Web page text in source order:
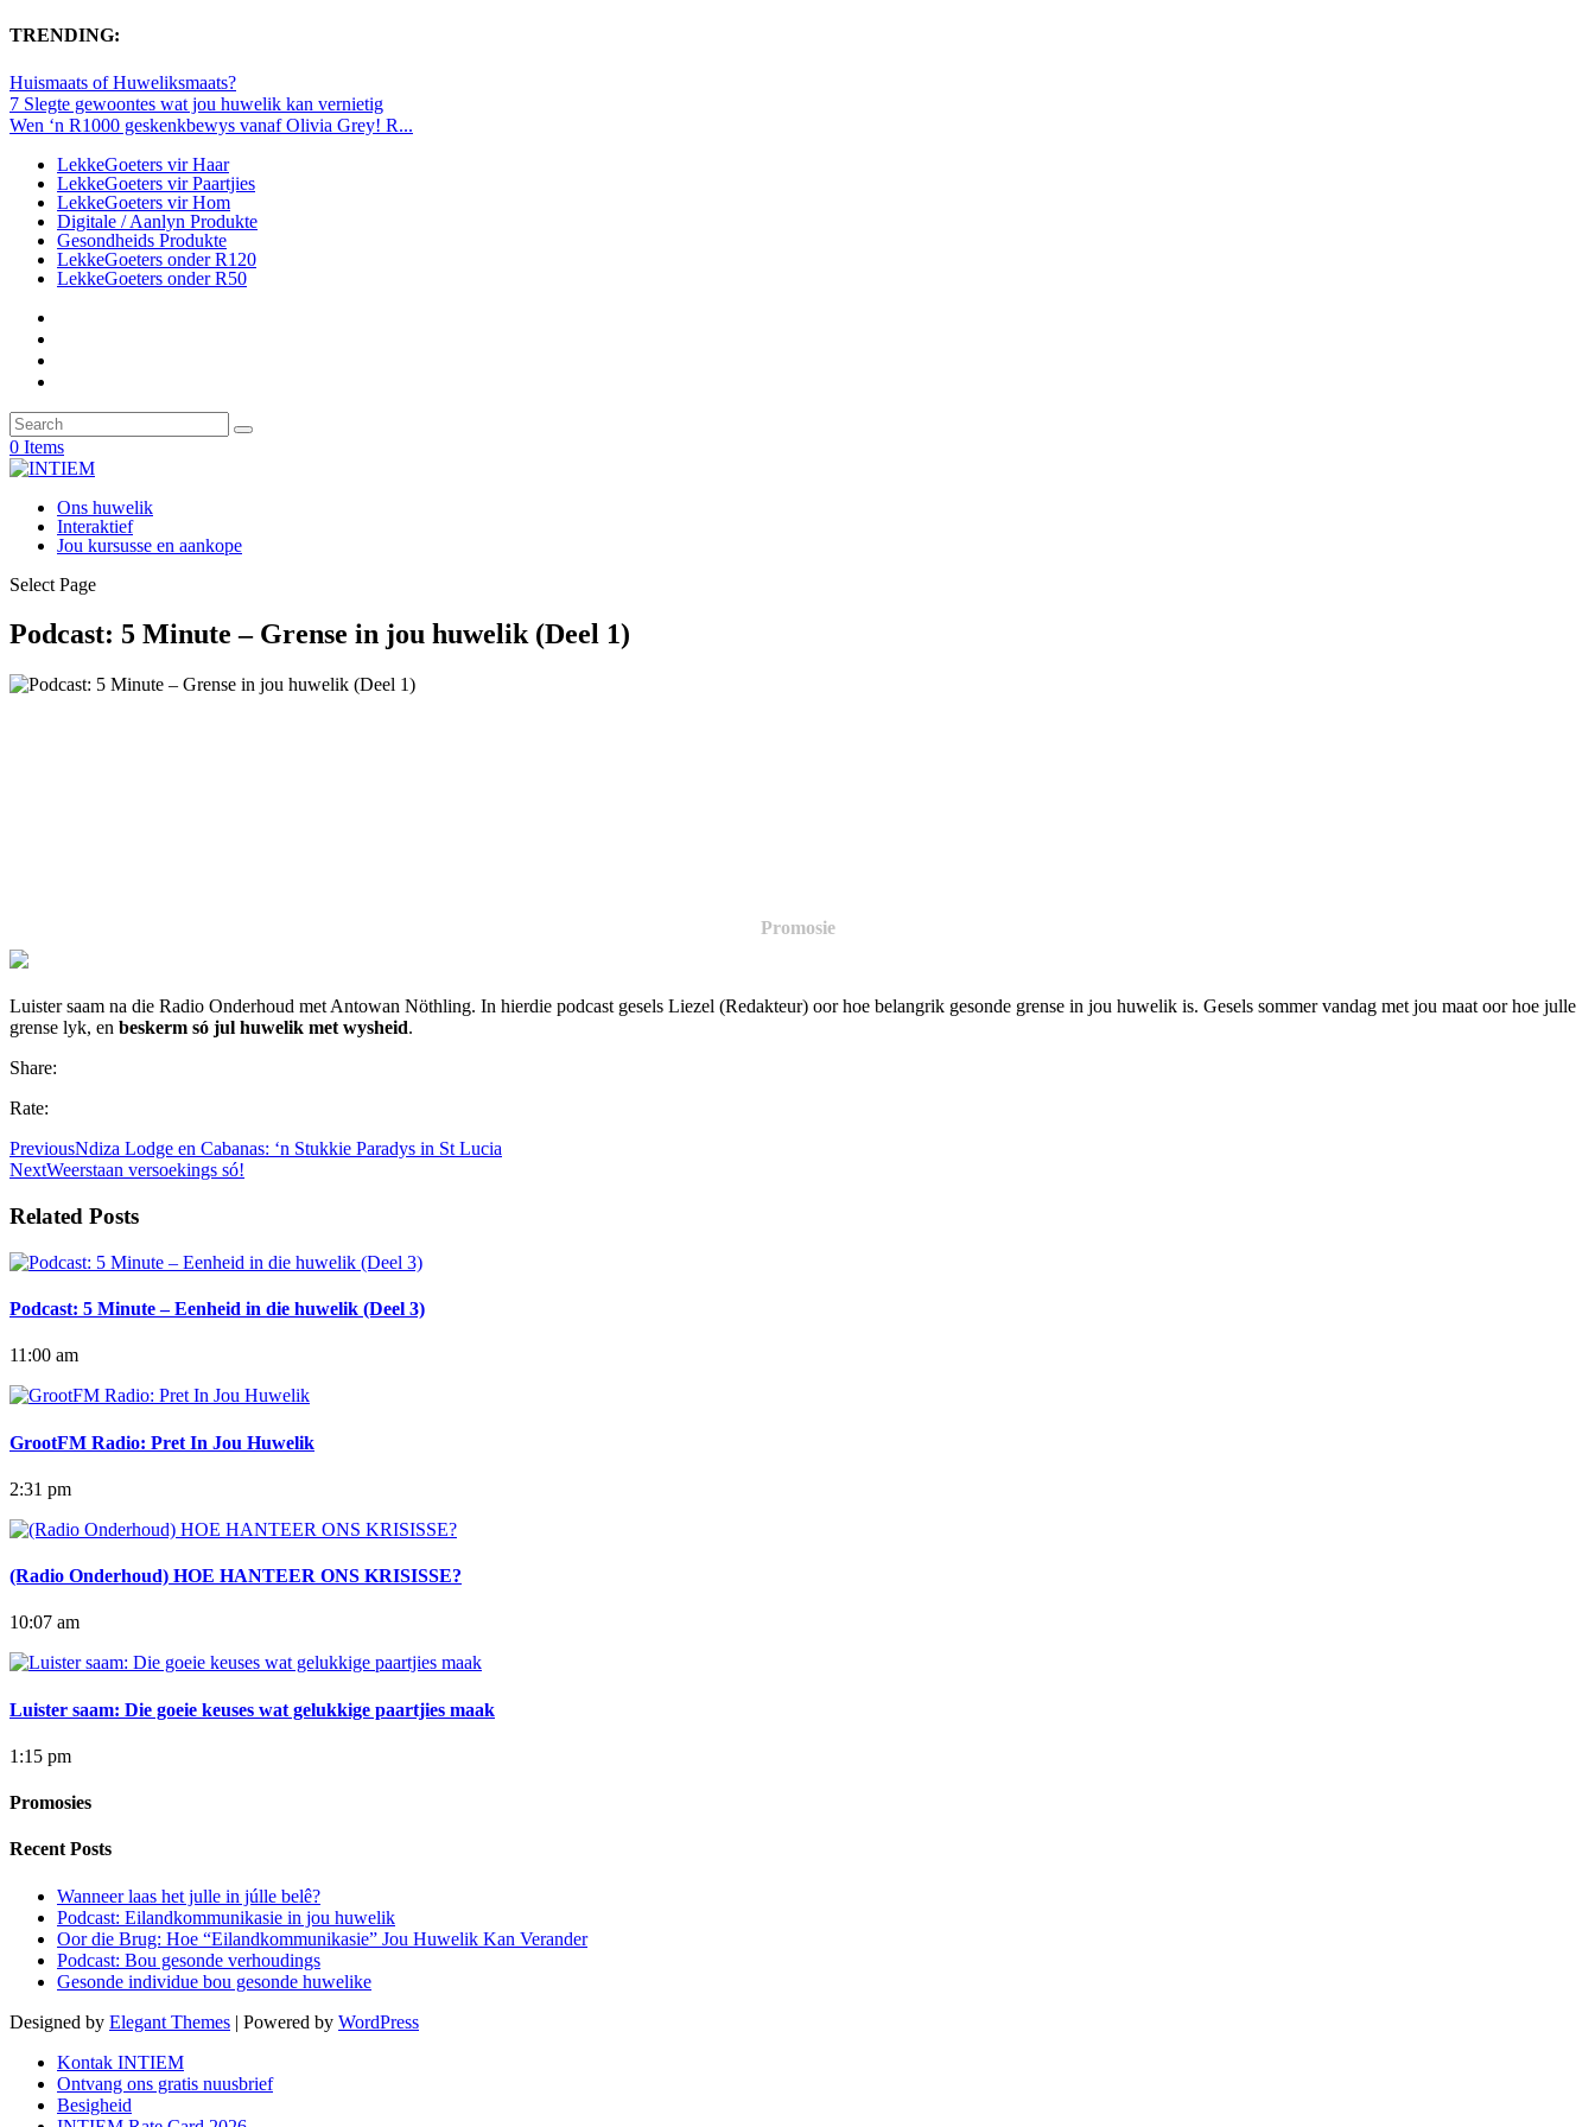
TRENDING:
Huismaats of Huweliksmaats?
7 Slegte gewoontes wat jou huwelik kan vernietig
Wen ‘n R1000 geskenkbewys vanaf Olivia Grey! R...
LekkeGoeters vir Haar
LekkeGoeters vir Paartjies
LekkeGoeters vir Hom
Digitale / Aanlyn Produkte
Gesondheids Produkte
LekkeGoeters onder R120
LekkeGoeters onder R50
0 Items
Ons huwelik
Interaktief
Jou kursusse en aankope
Select Page
Podcast: 5 Minute – Grense in jou huwelik (Deel 1)
Promosie
Luister saam na die Radio Onderhoud met Antowan Nöthling. In hierdie podcast gesels Liezel (Redakteur) oor hoe belangrik gesonde grense in jou huwelik is. Gesels sommer vandag met jou maat oor hoe julle
grense lyk, en beskerm só jul huwelik met wysheid.
Share:
Rate:
PreviousNdiza Lodge en Cabanas: ‘n Stukkie Paradys in St Lucia
NextWeerstaan versoekings só!
Related Posts
Podcast: 5 Minute – Eenheid in die huwelik (Deel 3)
11:00 am
GrootFM Radio: Pret In Jou Huwelik
2:31 pm
(Radio Onderhoud) HOE HANTEER ONS KRISISSE?
10:07 am
Luister saam: Die goeie keuses wat gelukkige paartjies maak
1:15 pm
Promosies
Recent Posts
Wanneer laas het julle in júlle belê?
Podcast: Eilandkommunikasie in jou huwelik
Oor die Brug: Hoe “Eilandkommunikasie” Jou Huwelik Kan Verander
Podcast: Bou gesonde verhoudings
Gesonde individue bou gesonde huwelike
Designed by Elegant Themes | Powered by WordPress
Kontak INTIEM
Ontvang ons gratis nuusbrief
Besigheid